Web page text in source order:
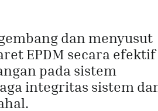
dan menyusut
EPDM secara efektif
pada sistem
integritas sistem